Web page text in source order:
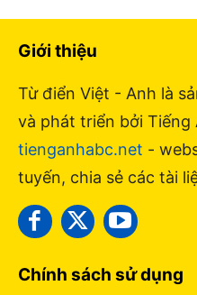
Giới thiệu
Từ điển Việt - Anh là
và phát triển bởi Tiếng
tienganhabc.net -
tuyến, chia sẻ các tài
Chính sách sử dụng